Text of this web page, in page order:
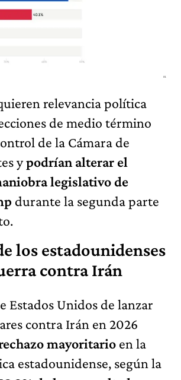
relevancia política
de medio término
de la Cámara de
ypodrían alterar el
legislativo de
durante la segunda parte
los estadounidenses
contra Irán
Estados Unidos de lanzar
contra Irán en 2026
mayoritario en la
estadounidense, según la